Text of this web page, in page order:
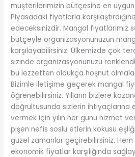
müşterilerimizin bütçesine en
Piyasadaki fiyatlarla
edeceksinizdir. Mangal fiyatlarımız
bütçeyle organizasyonunuzun
karşılayabilirsiniz. Ülkemizde çok
sizinde organizasyonunuzu
bu lezzetten oldukça hoşnut
Bizimle iletişime geçerek mangal
öğrenebilirsiniz. Yılların bizlere
doğrultusunda sizlerin ihtiyaçlarına
vermek için yılın her günü hizmet
pişen nefis soslu etlerin kokusu
güzel zamanlar geçirebilirsiniz.
ekonomik fiyatlar karşılığında